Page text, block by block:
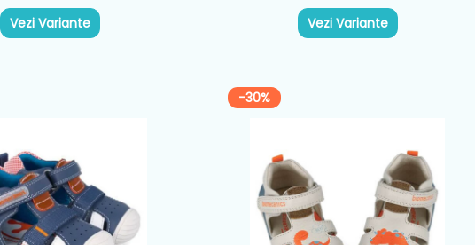
Vezi Variante Vezi Variante
-30%